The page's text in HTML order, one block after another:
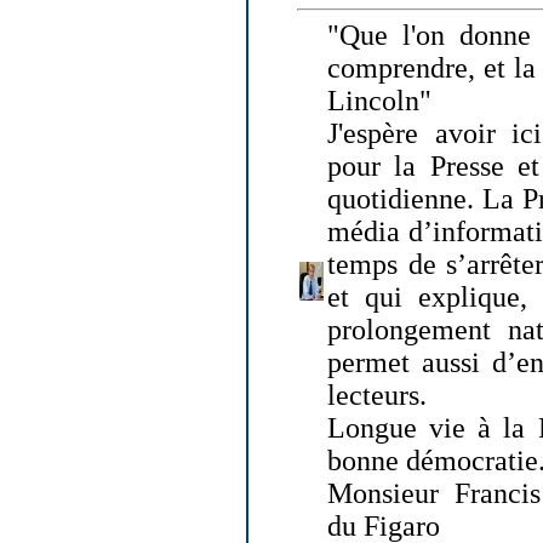
"Que l'on
comprendre, et
Lincoln"
J'espère avoir
pour la Presse
quotidienne. La
média
temps de
et qui explique,
prolongement
permet aussi
lecteurs.
Longue vie à la
bonne
Monsieur
du Figaro